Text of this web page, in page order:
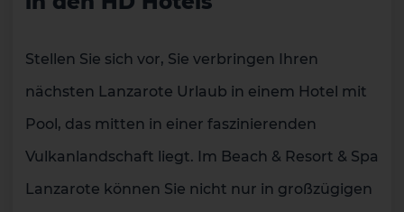
Stellen Sie sich vor, Sie verbringen Ihren
nächsten Lanzarote Urlaub in einem Hotel mit
Pool, das mitten in einer faszinierenden
Vulkanlandschaft liegt. Im Beach & Resort & Spa
Lanzarote können Sie nicht nur in großzügigen